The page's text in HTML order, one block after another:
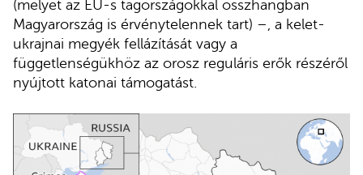
(melyet az EU-s tagországokkal összhangban
Magyarország is érvénytelennek tart) –, a kelet-
ukrajnai megyék fellázítását vagy a
függetlenségükhöz az orosz reguláris erők részéről
nyújtott katonai támogatást.